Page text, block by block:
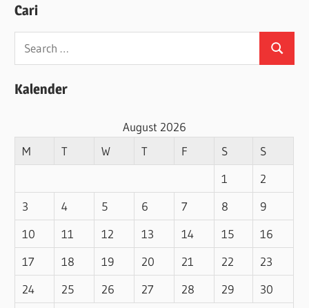
Cari
Search
for:
Search
Kalender
August 2026
M
T W T F S
S
1
2
3
4 5 6 7 8
9
10
11 12 13 14 15
16
17
18 19 20 21 22
23
24
25 26 27 28 29
30